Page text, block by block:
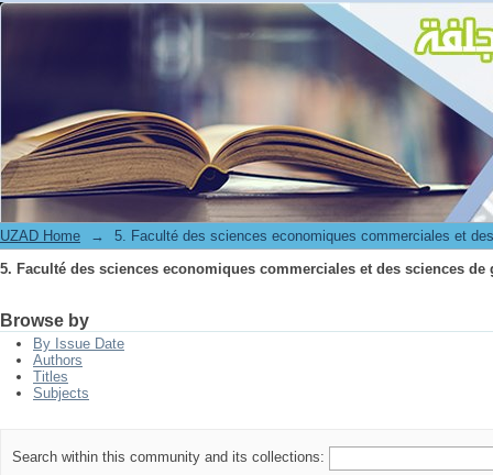
5. Faculté des sciences economiques commerciales et des sciences de
UZAD Home →
5. Faculté des sciences economiques commerciales et
5. Faculté des sciences economiques commerciales et des sciences de
Browse by
By Issue Date
Authors
Titles
Subjects
Search within this community and its collections: